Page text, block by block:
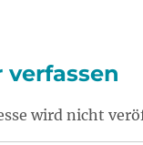
wird nicht